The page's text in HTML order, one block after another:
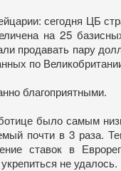
сегодня ЦБ
на 25
продавать пару
по
благоприятными.
было самым
почти в 3 раза.
ставок в
не удалось.